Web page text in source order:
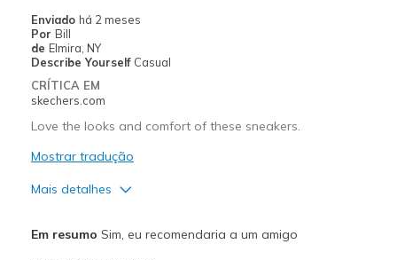
Enviado há 2 meses
Por Bill
de Elmira, NY
Describe Yourself Casual
CRÍTICA EM
skechers.com
Love the looks and comfort of these sneakers.
Mostrar tradução
Mais detalhes
Em resumo Sim, eu recomendaria a um amigo